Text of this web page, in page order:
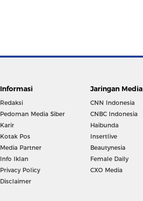
Informasi
Redaksi
Pedoman Media Siber
Karir
Kotak Pos
Media Partner
Info Iklan
Privacy Policy
Disclaimer
Jaringan Media
CNN Indonesia
CNBC Indonesia
Haibunda
Insertlive
Beautynesia
Female Daily
CXO Media